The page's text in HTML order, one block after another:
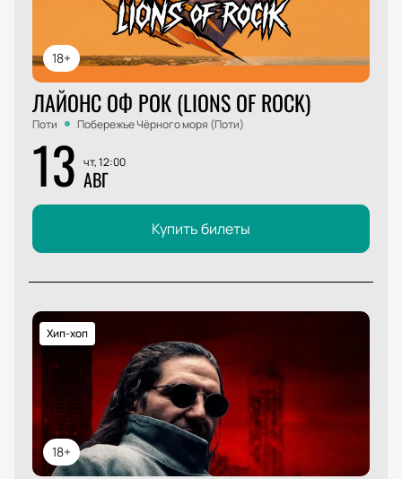
18+
ЛАЙОНС ОФ РОК (LIONS OF ROCK)
Поти Побережье Чёрного моря (Поти)
13 чт, 12:00
АВГ
Купить билеты
18+
Хип-хоп